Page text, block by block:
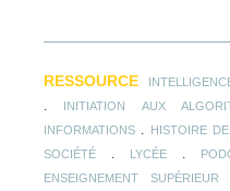
RESSOURCE
INITIATION AUX
INFORMATIONS
HISTOIRE
SOCIÉTÉ
LYCÉE.
ENSEIGNEMENT SUPÉRIEUR